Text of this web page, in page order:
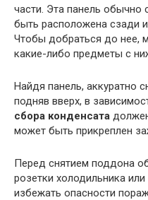
части. Эта панель обычно
быть расположена сзади
Чтобы добраться до нее,
какие-либо предметы с
Найдя панель, аккуратно
подняв вверх, в
сбора конденсата
может быть прикреплен
Перед снятием поддона
розетки холодильника
избежать опасности